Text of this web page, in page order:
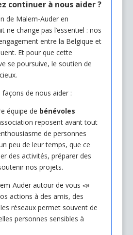
continuer à nous aider ?
de Malem-Auder en
ne change pas l’essentiel : nos
entre la Belgique et
Et pour que cette
se poursuive, le soutien de
façons de nous aider :
équipe de bénévoles
reposent avant tout
de personnes
peu de leur temps, que ce
des activités, préparer des
nos projets.
Auder autour de vous 📣
actions à des amis, des
réseaux permet souvent de
personnes sensibles à